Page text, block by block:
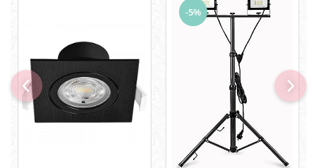
-5%